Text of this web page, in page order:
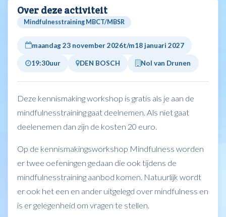
Over deze activiteit
Mindfulnesstraining MBCT/MBSR
maandag 23 november 2026t/m18 januari 2027
19:30uur DEN BOSCH Nol van Drunen
Deze kennismaking workshop is gratis als je aan de
mindfulnesstraining gaat deelnemen. Als niet gaat
deelenemen dan zijn de kosten 20 euro.
Op de kennismakingsworkshop Mindfulness worden
er twee oefeningen gedaan die ook tijdens de
mindfulnesstraining aanbod komen. Natuurlijk wordt
er ook het een en ander uitgelegd over mindfulness en
is er gelegenheid om vragen te stellen.